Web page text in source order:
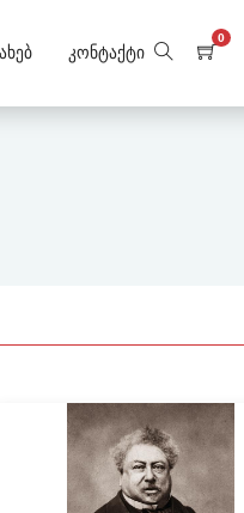
Კონტაქტი
0